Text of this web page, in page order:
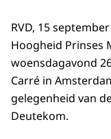
RVD, 15
Hoogheid Prinses
woensdagavond
Carré in
gelegenheid van
Deutekom.